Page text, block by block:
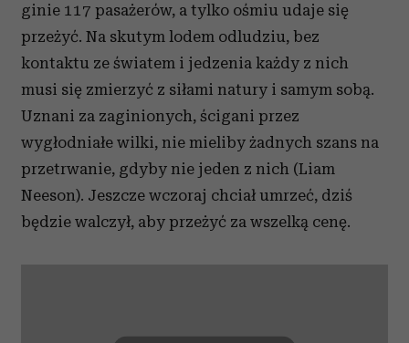
ginie 117 pasażerów, a tylko ośmiu udaje się
przeżyć. Na skutym lodem odludziu, bez
kontaktu ze światem i jedzenia każdy z nich
musi się zmierzyć z siłami natury i samym sobą.
Uznani za zaginionych, ścigani przez
wygłodniałe wilki, nie mieliby żadnych szans na
przetrwanie, gdyby nie jeden z nich (Liam
Neeson). Jeszcze wczoraj chciał umrzeć, dziś
będzie walczył, aby przeżyć za wszelką cenę.